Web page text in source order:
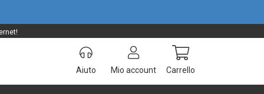
Aiuto Mio account Carrello